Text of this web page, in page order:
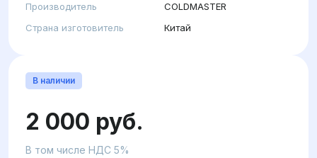
Производитель
COLDMASTER
Страна изготовитель
Китай
В наличии
2 000 руб.
В том числе НДС 5%